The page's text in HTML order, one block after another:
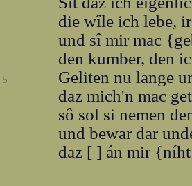
die wîle ich lebe,
und sî mir mac
den kumber, den
5
Geliten nu lange
daz mich'n mac
sô sol si nemen
und bewar dar
daz [ ] án mir